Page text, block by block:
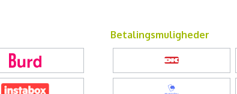
Betalingsmuligheder